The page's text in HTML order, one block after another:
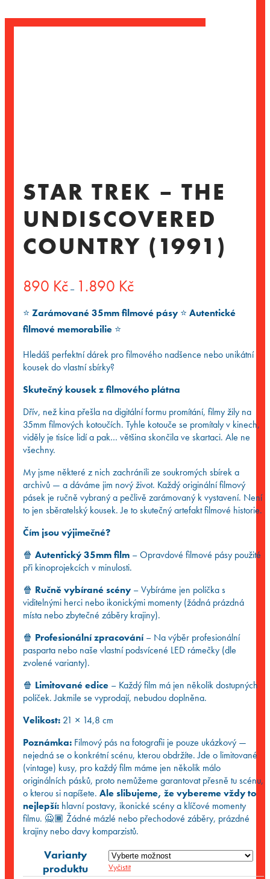
STAR TREK – THE
UNDISCOVERED
COUNTRY (1991)
890 Kč – 1.890 Kčcen:
až
⭐️ Zarámované 35mm filmové pásy ⭐️ Autentické
filmové memorabilie ⭐️
Hledáš perfektní dárek pro filmového nadšence nebo unikátní
kousek do vlastní sbírky?
Skutečný kousek z filmového plátna
Dřív, než kina přešla na digitální formu promítání, filmy žily na
35mm filmových kotoučích. Tyhle kotouče se promítaly v kinech,
viděly je tisíce lidí a pak… většina skončila ve skartaci. Ale ne
všechny.
My jsme některé z nich zachránili ze soukromých sbírek a
archivů — a dáváme jim nový život. Každý originální filmový
pásek je ručně vybraný a pečlivě zarámovaný k vystavení. Není
to jen sběratelský kousek. Je to skutečný artefakt filmové historie.
Čím jsou výjimečné?
🍿 Autentický 35mm film – Opravdové filmové pásy použité
při kinoprojekcích v minulosti.
🍿 Ručně vybírané scény – Vybíráme jen políčka s
viditelnými herci nebo ikonickými momenty (žádná prázdná
místa nebo zbytečné záběry krajiny).
🍿 Profesionální zpracování – Na výběr profesionální
pasparta nebo naše vlastní podsvícené LED rámečky (dle
zvolené varianty).
🍿 Limitované edice – Každý film má jen několik dostupných
políček. Jakmile se vyprodají, nebudou doplněna.
Velikost: 21 × 14,8 cm
Poznámka: Filmový pás na fotografii je pouze ukázkový —
nejedná se o konkrétní scénu, kterou obdržíte. Jde o limitované
(vintage) kusy, pro každý film máme jen několik málo
originálních pásků, proto nemůžeme garantovat přesně tu scénu,
o kterou si napíšete. Ale slibujeme, že vybereme vždy to
nejlepší: hlavní postavy, ikonické scény a klíčové momenty
filmu. 🙅🏾 Žádné mázlé nebo přechodové záběry, prázdné
krajiny nebo davy komparzistů.
Varianty
produktu
Vyčistit